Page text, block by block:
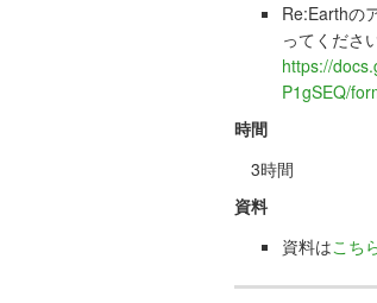
Re:Earthの
ってください
https://
P1gSEQ/
時間
3時間
資料
資料はこち